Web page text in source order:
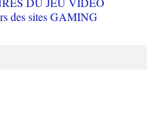
des sites GAMING